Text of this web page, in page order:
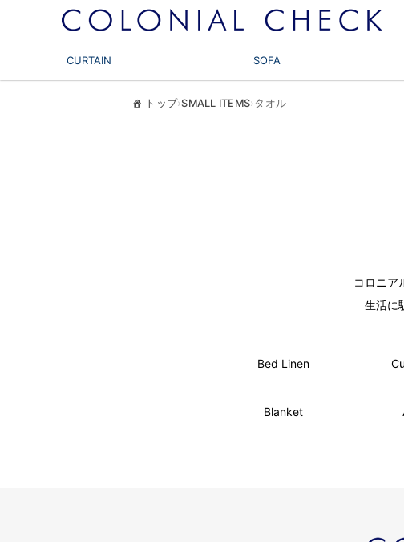
CURTAIN SOFA
トップ›SMALL ITEMS› タオル
コロニア
生活に
Bed Linen
Blanket